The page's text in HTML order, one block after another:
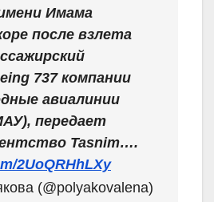
Имама
после взлета
737 компании
авиалинии
передает
Tasnim….
2UoQRHhLXy
(@polyakovalena)